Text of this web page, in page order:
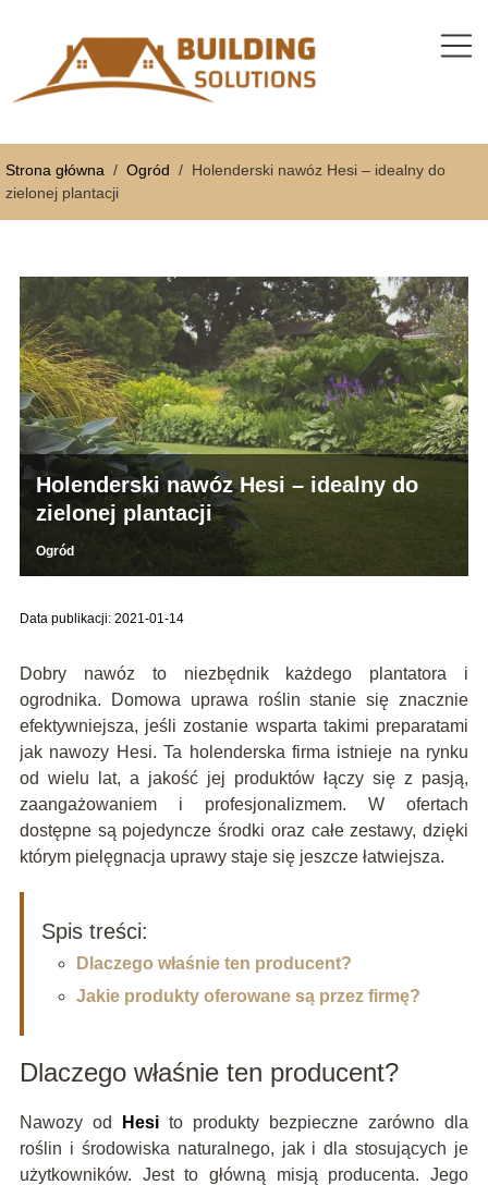
Strona główna / Ogród / Holenderski nawóz Hesi – idealny do
zielonej plantacji
Holenderski nawóz Hesi – idealny do
zielonej plantacji
Ogród
Data publikacji: 2021-01-14
Dobry nawóz to niezbędnik każdego plantatora i
ogrodnika. Domowa uprawa roślin stanie się znacznie
efektywniejsza, jeśli zostanie wsparta takimi preparatami
jak nawozy Hesi. Ta holenderska firma istnieje na rynku
od wielu lat, a jakość jej produktów łączy się z pasją,
zaangażowaniem i profesjonalizmem. W ofertach
dostępne są pojedyncze środki oraz całe zestawy, dzięki
którym pielęgnacja uprawy staje się jeszcze łatwiejsza.
Spis treści:
Dlaczego właśnie ten producent?
Jakie produkty oferowane są przez firmę?
Dlaczego właśnie ten producent?
Nawozy od Hesito produkty bezpieczne zarówno dla
roślin i środowiska naturalnego, jak i dla stosujących je
użytkowników. Jest to główną misją producenta. Jego